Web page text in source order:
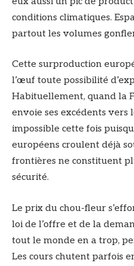
conditions climatiques.
partout les volumes
Cette surproduction
l’œuf toute possibilité
Habituellement, quand la
envoie ses excédents vers
impossible cette fois
européens croulent déjà
frontières ne constituent
sécurité.
Le prix du chou-fleur
loi de l’offre et de la
tout le monde en a trop,
Les cours chutent parfois